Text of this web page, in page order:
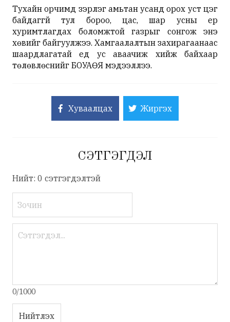
Тухайн орчимд зэрлэг амьтан усанд орох уст цэг
байдаггүй тул бороо, цас, шар усны үер
хуримтлагдах боломжтой газрыг сонгож энэ
хөвийг байгуулжээ. Хамгаалалтын захирагаанаас
шаардлагатай үед ус аваачиж хийж байхаар
төлөвлөснийг БОУАӨЯ мэдээллээ.
Хуваалцах Жиргэх
СЭТГЭГДЭЛ
Нийт: 0 сэтгэгдэлтэй
0/1000
Нийтлэх